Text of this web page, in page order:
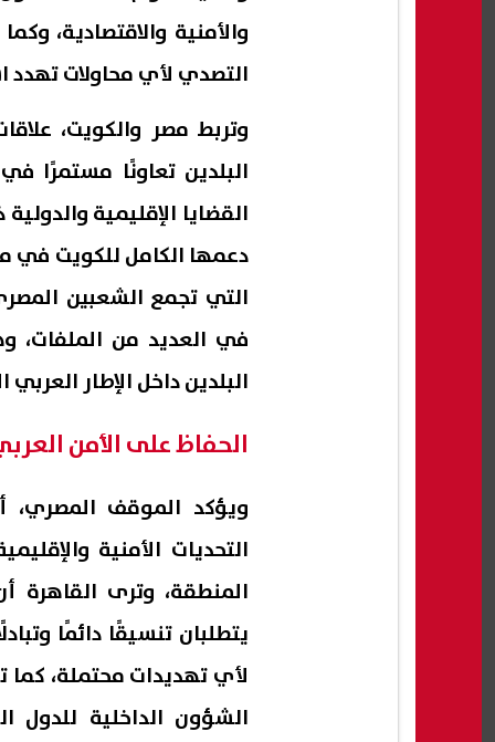
والأمنية والاقتصادية،
التصدي لأي محاولات تهدد
وتربط مصر والكويت،
البلدين تعاونًا مستمرًا
القضايا الإقليمية
دعمها الكامل للكويت في
التي تجمع الشعبين
في العديد من الملفات،
البلدين داخل الإطار
الحفاظ على الأمن
ويؤكد الموقف المصري،
التحديات الأمنية
المنطقة، وترى القاهرة
يتطلبان تنسيقًا دائمًا
لأي تهديدات محتملة،
الشؤون الداخلية